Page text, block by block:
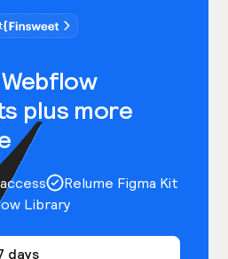
plus more
Relume Figma Kit
Library
days